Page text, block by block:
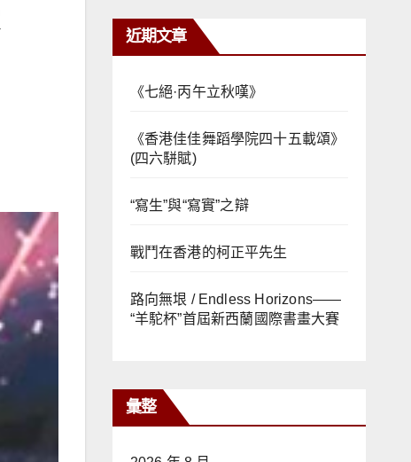
近期文章
《七絕·丙午立秋嘆》
《香港佳佳舞蹈學院四十五載頌》
(四六駢賦)
“寫生”與“寫實”之辯
戰鬥在香港的柯正平先生
路向無垠 / Endless Horizons——
“羊駝杯”首屆新西蘭國際書畫大賽
彙整